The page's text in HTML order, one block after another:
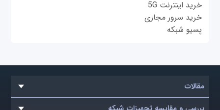
خرید اینترنت 5G
خرید سرور مجازی
پسیو شبکه
مقالات